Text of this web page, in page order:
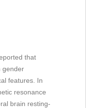
that
gender
features. In
resonance
brain resting-